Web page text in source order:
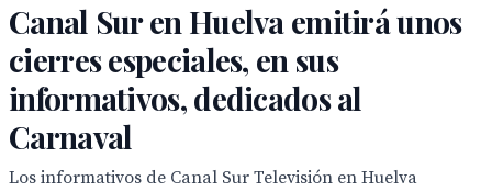
Canal Sur en Huelva emitirá unos
cierres especiales, en sus
informativos, dedicados al
Carnaval
Los informativos de Canal Sur Televisión en Huelva